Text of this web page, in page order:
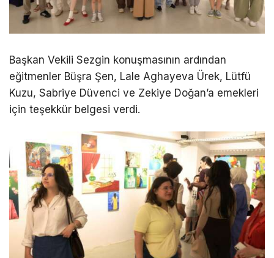
Başkan Vekili Sezgin konuşmasının ardından
eğitmenler Büşra Şen, Lale Aghayeva Ürek, Lütfü
Kuzu, Sabriye Düvenci ve Zekiye Doğan’a emekleri
için teşekkür belgesi verdi.